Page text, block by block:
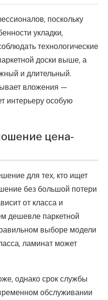
поскольку
укладки,
технологические
доски выше, а
и длительный.
вложения —
интерьеру особую
цена-
для тех, кто ищет
без большой потери
от класса и
дешевле паркетной
выборе модели
ламинат может
однако срок службы
обслуживании